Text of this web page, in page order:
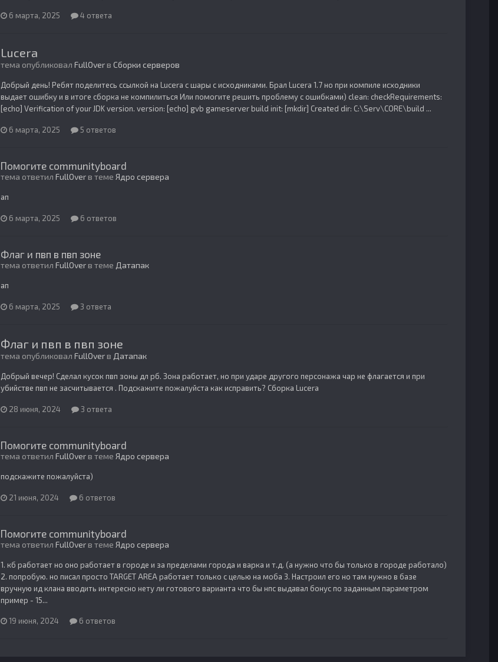
6 марта, 2025 4 ответа
Lucera
тема опубликовал FullOverв Сборки серверов
Добрый день! Ребят поделитесь ссылкой на Lucera с шары с исходниками. Брал Lucera 1.7 но при компиле исходники
выдает ошибку и в итоге сборка не компилиться Или помогите решить проблему с ошибками) clean: checkRequirements:
[echo] Verification of your JDK version. version: [echo] gvb gameserver build init: [mkdir] Created dir: C:\Serv\CORE\build ...
6 марта, 2025 5 ответов
Помогите communityboard
тема ответил FullOverв теме Ядро сервера
ап
6 марта, 2025 6 ответов
Флаг и пвп в пвп зоне
тема ответил FullOverв теме Датапак
ап
6 марта, 2025 3 ответа
Флаг и пвп в пвп зоне
тема опубликовал FullOverв Датапак
Добрый вечер! Сделал кусок пвп зоны дл рб. Зона работает, но при ударе другого персонажа чар не флагается и при
убийстве пвп не засчитывается . Подскажите пожалуйста как исправить? Сборка Lucera
28 июня, 2024 3 ответа
Помогите communityboard
тема ответил FullOverв теме Ядро сервера
подскажите пожалуйста)
21 июня, 2024 6 ответов
Помогите communityboard
тема ответил FullOverв теме Ядро сервера
1. кб работает но оно работает в городе и за пределами города и варка и т.д. (а нужно что бы только в городе работало)
2. попробую. но писал просто TARGET AREA работает только с целью на моба 3. Настроил его но там нужно в базе
вручную ид клана вводить интересно нету ли готового варианта что бы нпс выдавал бонус по заданным параметром
пример - 15...
19 июня, 2024 6 ответов